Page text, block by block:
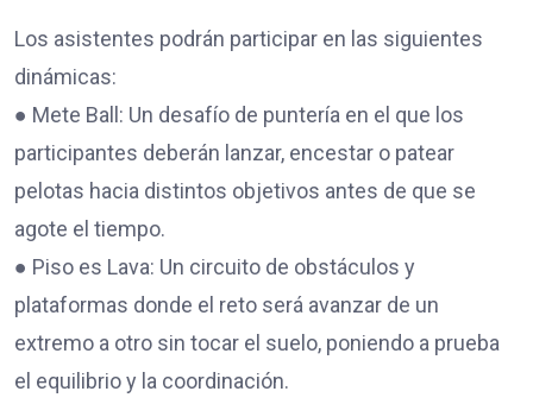
Los asistentes podrán participar en las siguientes
dinámicas:
● Mete Ball: Un desafío de puntería en el que los
participantes deberán lanzar, encestar o patear
pelotas hacia distintos objetivos antes de que se
agote el tiempo.
● Piso es Lava: Un circuito de obstáculos y
plataformas donde el reto será avanzar de un
extremo a otro sin tocar el suelo, poniendo a prueba
el equilibrio y la coordinación.